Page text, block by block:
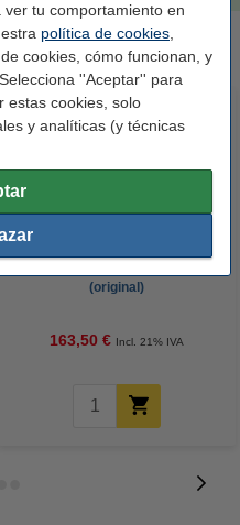
tu comportamiento en
política de cookies
cookies, cómo funcionan, y
''Aceptar'' para
estas cookies, solo
y analíticas (y técnicas
Lexmark 40X5345 fusor
(original)
163,50 € Incl. 21% IVA